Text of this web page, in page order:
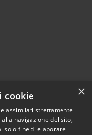
×
cookie
assimilati strettamente
navigazione del sito,
solo fine di elaborare